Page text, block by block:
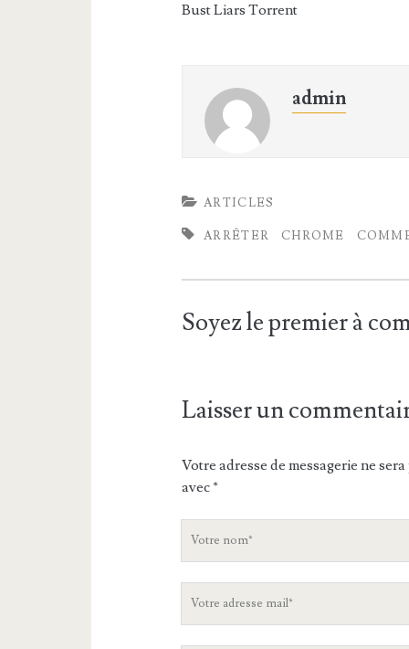
Bust Liars Torrent
admin
ARTICLES
ARRÊTER CHROME
Soyez le premier à
Laisser un
Votre adresse de messagerie ne
avec*
V
n
V